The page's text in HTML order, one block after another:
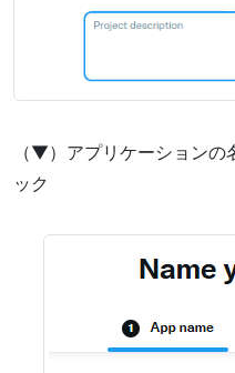
（▼）アプリケーション
ック